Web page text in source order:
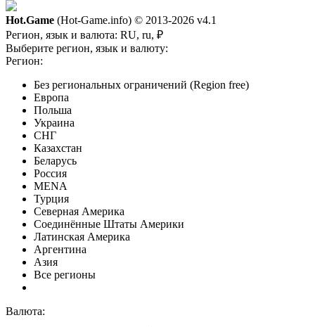
Hot.Game (Hot-Game.info) © 2013-2026 v4.1
Регион, язык и валюта: RU, ru, ₽
Выберите регион, язык и валюту:
Регион:
Без региональных ограничений (Region free)
Европа
Польша
Украина
СНГ
Казахстан
Беларусь
Россия
MENA
Турция
Северная Америка
Соединённые Штаты Америки
Латинская Америка
Аргентина
Азия
Все регионы
Валюта: